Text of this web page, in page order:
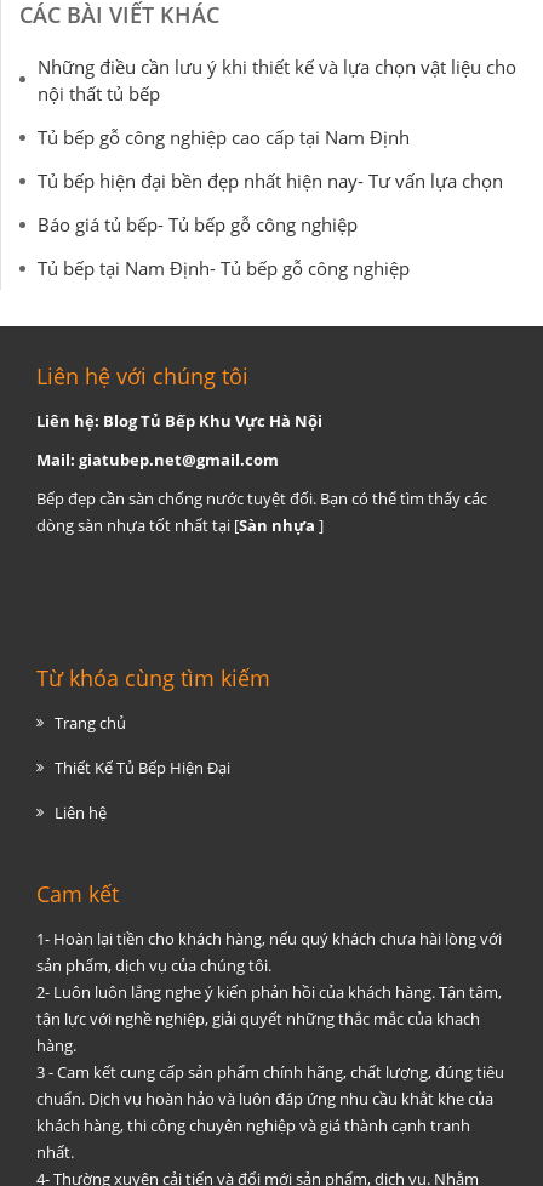
CÁC BÀI VIẾT KHÁC
Những điều cần lưu ý khi thiết kế và lựa chọn vật liệu cho
nội thất tủ bếp
Tủ bếp gỗ công nghiệp cao cấp tại Nam Định
Tủ bếp hiện đại bền đẹp nhất hiện nay- Tư vấn lựa chọn
Báo giá tủ bếp- Tủ bếp gỗ công nghiệp
Tủ bếp tại Nam Định- Tủ bếp gỗ công nghiệp
Liên hệ với chúng tôi
Liên hệ: Blog Tủ Bếp Khu Vực Hà Nội
Mail: giatubep.net@gmail.com
Bếp đẹp cần sàn chống nước tuyệt đối. Bạn có thể tìm thấy các
dòng sàn nhựa tốt nhất tại [Sàn nhựa ]
Từ khóa cùng tìm kiếm
Trang chủ
Thiết Kế Tủ Bếp Hiện Đại
Liên hệ
Cam kết
1- Hoàn lại tiền cho khách hàng, nếu quý khách chưa hài lòng với
sản phẩm, dịch vụ của chúng tôi.
2- Luôn luôn lắng nghe ý kiến phản hồi của khách hàng. Tận tâm,
tận lực với nghề nghiệp, giải quyết những thắc mắc của khach
hàng.
3 - Cam kết cung cấp sản phẩm chính hãng, chất lượng, đúng tiêu
chuẩn. Dịch vụ hoàn hảo và luôn đáp ứng nhu cầu khắt khe của
khách hàng, thi công chuyên nghiệp và giá thành cạnh tranh
nhất.
4- Thường xuyên cải tiến và đổi mới sản phẩm, dịch vụ. Nhằm